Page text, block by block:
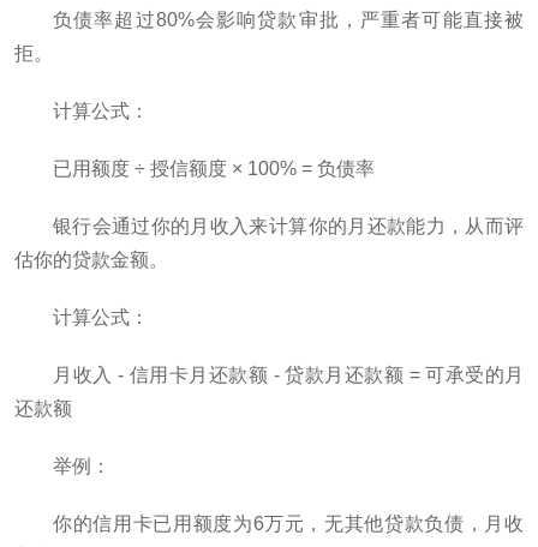
负债率超过80%会影响贷款审批，严重者可能直接被
拒。
计算公式：
已用额度 ÷ 授信额度 × 100% = 负债率
银行会通过你的月收入来计算你的月还款能力，从而评
估你的贷款金额。
计算公式：
月收入 - 信用卡月还款额 - 贷款月还款额 = 可承受的月
还款额
举例：
你的信用卡已用额度为6万元，无其他贷款负债，月收